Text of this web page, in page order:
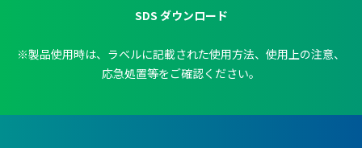
SDS ダウンロード
※製品使用時は、ラベルに記載された使用方法、使用上の注意、
応急処置等をご確認ください。